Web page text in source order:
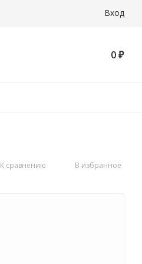
Вход
0 ₽
К сравнению В избранное